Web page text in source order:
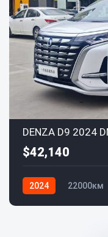
DENZA D9 2024
$42,140
2024 22000км